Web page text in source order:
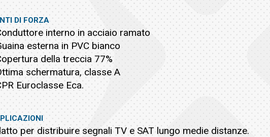
DI FORZA
interno in acciaio ramato
esterna in PVC bianco
della treccia 77%
schermatura, classe A
Euroclasse Eca.
per distribuire segnali TV e SAT lungo medie distanze.